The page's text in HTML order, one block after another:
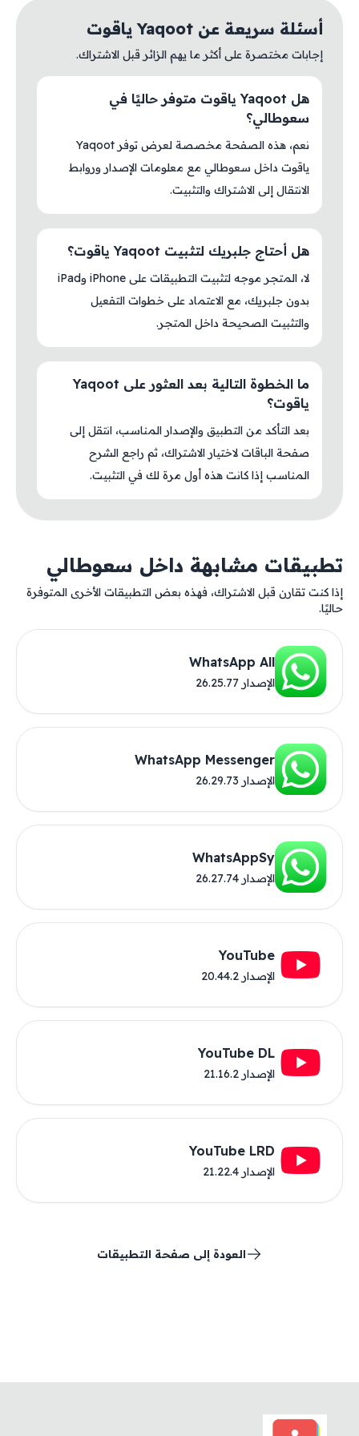
أسئلة سريعة عن Yaqoot ياقوت
إجابات مختصرة على أكثر ما يهم الزائر قبل الاشتراك.
هل Yaqoot ياقوت متوفر حاليًا في
سعوطالي؟
نعم، هذه الصفحة مخصصة لعرض توفر Yaqoot
ياقوت داخل سعوطالي مع معلومات الإصدار وروابط
الانتقال إلى الاشتراك والتثبيت.
هل أحتاج جلبريك لتثبيت Yaqoot ياقوت؟
لا، المتجر موجه لتثبيت التطبيقات على iPhone وiPad
بدون جلبريك، مع الاعتماد على خطوات التفعيل
والتثبيت الصحيحة داخل المتجر.
ما الخطوة التالية بعد العثور على Yaqoot
ياقوت؟
بعد التأكد من التطبيق والإصدار المناسب، انتقل إلى
صفحة الباقات لاختيار الاشتراك، ثم راجع الشرح
المناسب إذا كانت هذه أول مرة لك في التثبيت.
تطبيقات مشابهة داخل سعوطالي
إذا كنت تقارن قبل الاشتراك، فهذه بعض التطبيقات الأخرى المتوفرة
حاليًا.
WhatsApp All
الإصدار 26.25.77
WhatsApp Messenger
الإصدار 26.29.73
WhatsAppSy
الإصدار 26.27.74
YouTube
الإصدار 20.44.2
YouTube DL
الإصدار 21.16.2
YouTube LRD
الإصدار 21.22.4
العودة إلى صفحة التطبيقات